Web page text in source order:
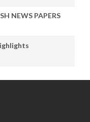
NEWS PAPERS